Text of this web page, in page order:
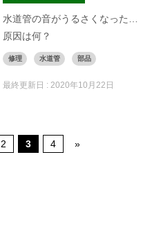
水道管の音がうるさくなった…
原因は何？
修理 水道管 部品
最終更新日 :2020年10月22日
2 3 4 »